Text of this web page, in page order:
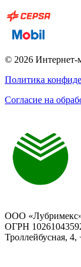
© 2026 Интернет-
Политика
Согласие на
ООО
ОГРН
Троллейбусная,